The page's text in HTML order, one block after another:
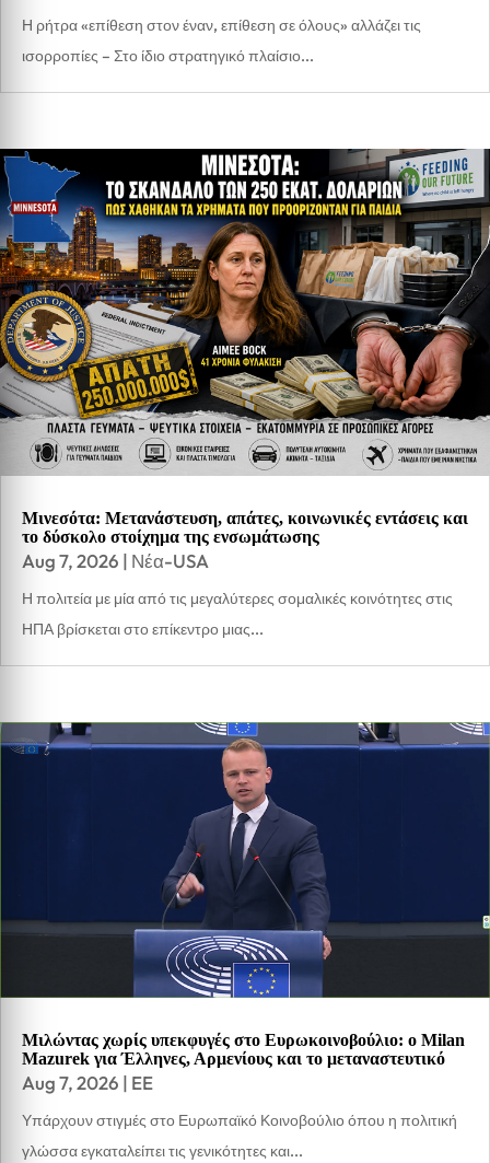
Η ρήτρα «επίθεση στον έναν, επίθεση σε όλους» αλλάζει τις
ισορροπίες – Στο ίδιο στρατηγικό πλαίσιο...
Μινεσότα: Μετανάστευση, απάτες, κοινωνικές εντάσεις και
το δύσκολο στοίχημα της ενσωμάτωσης
Aug 7, 2026 | Νέα-USA
Η πολιτεία με μία από τις μεγαλύτερες σομαλικές κοινότητες στις
ΗΠΑ βρίσκεται στο επίκεντρο μιας...
Μιλώντας χωρίς υπεκφυγές στο Ευρωκοινοβούλιο: ο Milan
Mazurek για Έλληνες, Αρμενίους και το μεταναστευτικό
Aug 7, 2026 | EE
Υπάρχουν στιγμές στο Ευρωπαϊκό Κοινοβούλιο όπου η πολιτική
γλώσσα εγκαταλείπει τις γενικότητες και...